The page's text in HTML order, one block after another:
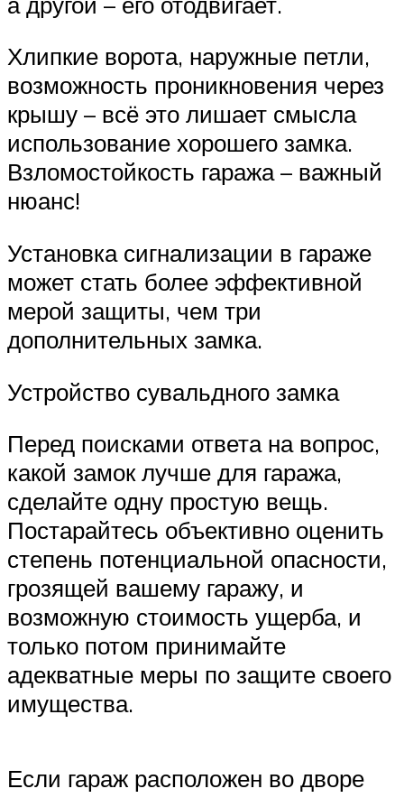
Хлипкие ворота, наружные петли,
возможность проникновения через
крышу – всё это лишает смысла
использование хорошего замка.
Взломостойкость гаража – важный
нюанс!
Установка сигнализации в гараже
может стать более эффективной
мерой защиты, чем три
дополнительных замка.
Устройство сувальдного замка
Перед поисками ответа на вопрос,
какой замок лучше для гаража,
сделайте одну простую вещь.
Постарайтесь объективно оценить
степень потенциальной опасности,
грозящей вашему гаражу, и
возможную стоимость ущерба, и
только потом принимайте
адекватные меры по защите своего
имущества.
Если гараж расположен во дворе